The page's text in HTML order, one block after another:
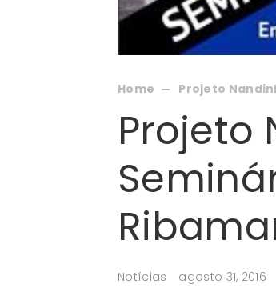
Home Projeto
Projeto
Notícias agosto 31, 2016